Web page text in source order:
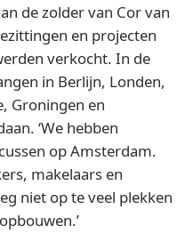
de zolder van Cor van
en projecten
verkocht. In de
in Berlijn, Londen,
Groningen en
‘We hebben
op Amsterdam.
makelaars en
niet op te veel plekken